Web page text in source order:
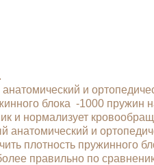
и
блока -1000 пружин
и нормализует
и
плотность пружинного
правильно по